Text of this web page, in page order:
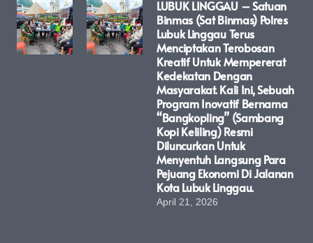
LUBUK LINGGAU – Satuan
Binmas (Sat Binmas) Polres
Lubuk Linggau Terus
Menciptakan Terobosan
Kreatif Untuk Mempererat
Kedekatan Dengan
Masyarakat. Kali Ini, Sebuah
Program Inovatif Bernama
“Bangkopling” (Sambang
Kopi Keliling) Resmi
Diluncurkan Untuk
Menyentuh Langsung Para
Pejuang Ekonomi Di Jalanan
Kota Lubuk Linggau.
April 21, 2026